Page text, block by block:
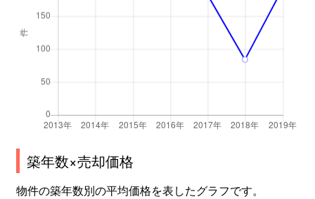
築年数×売却価格
物件の築年数別の平均価格を表したグラフです。